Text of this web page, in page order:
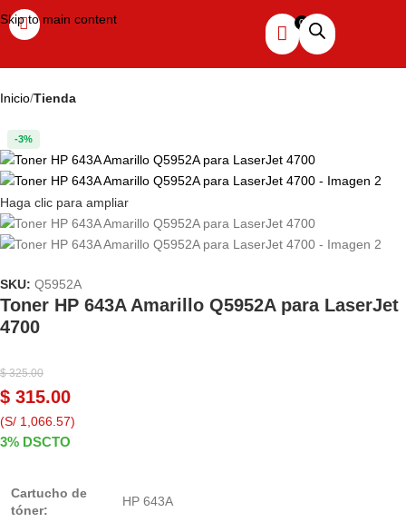
Skip to main content
Inicio Tienda
-3%
Haga clic para ampliar
SKU: Q5952A
Toner HP 643A Amarillo Q5952A para LaserJet
4700
$325.00
$ 315.00
(S/ 1,066.57)
3% DSCTO
Cartucho de
tóner:
HP 643A